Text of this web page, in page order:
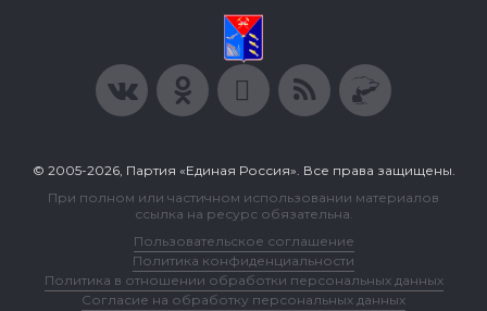
© 2005-2026, Партия «Единая Россия». Все права защищены.
При полном или частичном использовании материалов
ссылка на ресурс обязательна.
Пользовательское соглашение
Политика конфиденциальности
Политика в отношении обработки персональных данных
Согласие на обработку персональных данных